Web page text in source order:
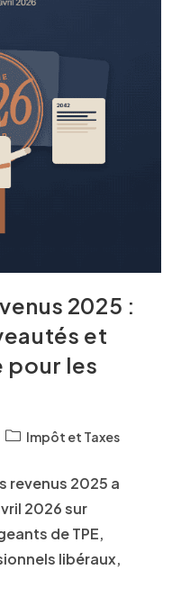
2025 :
et
pour les
Impôt et Taxes
revenus 2025 a
2026 sur
de TPE,
libéraux,